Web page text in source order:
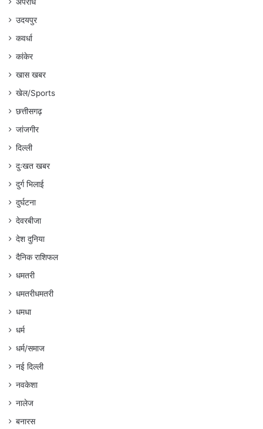
अपराध
उदयपुर
कवर्धा
कांकेर
खास खबर
खेल/Sports
छत्तीसगढ़
जांजगीर
दिल्ली
दुःखत खबर
दुर्ग भिलाई
दुर्घटना
देवरबीजा
देश दुनिया
दैनिक राशिफल
धमतरी
धमतरीधमतरी
धमधा
धर्म
धर्म/समाज
नई दिल्ली
नवकेशा
नालेज
बनारस